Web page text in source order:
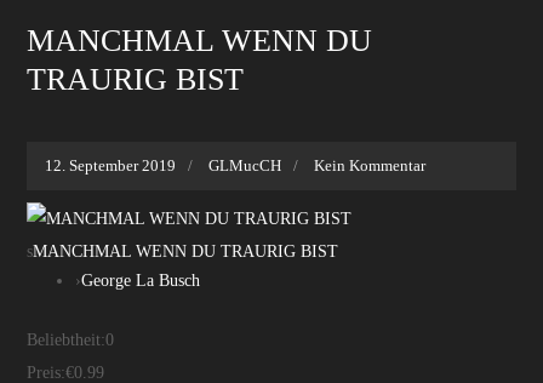
MANCHMAL WENN DU
TRAURIG BIST
12. September 2019 GLMucCH Kein Kommentar
sMANCHMAL WENN DU TRAURIG BIST
›George La Busch
Beliebtheit:0
Preis:€0.99